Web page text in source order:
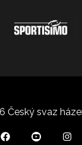
Český svaz